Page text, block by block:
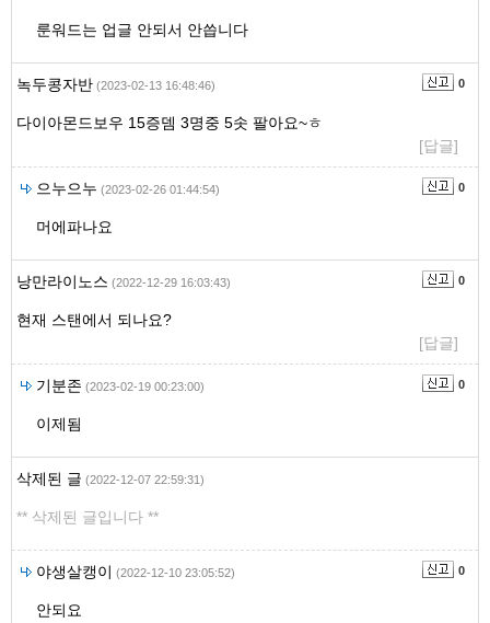
룬워드는 업글 안되서 안씁니다
녹두콩자반 (2023-02-13 16:48:46) 0
다이아몬드보우 15증뎀 3명중 5솟 팔아요~ㅎ
[답글]
으누으누 (2023-02-26 01:44:54) 0
머에파나요
낭만라이노스 (2022-12-29 16:03:43) 0
현재 스탠에서 되나요?
[답글]
기분존 (2023-02-19 00:23:00) 0
이제됨
삭제된 글 (2022-12-07 22:59:31)
** 삭제된 글입니다 **
야생살캥이 (2022-12-10 23:05:52) 0
안되요